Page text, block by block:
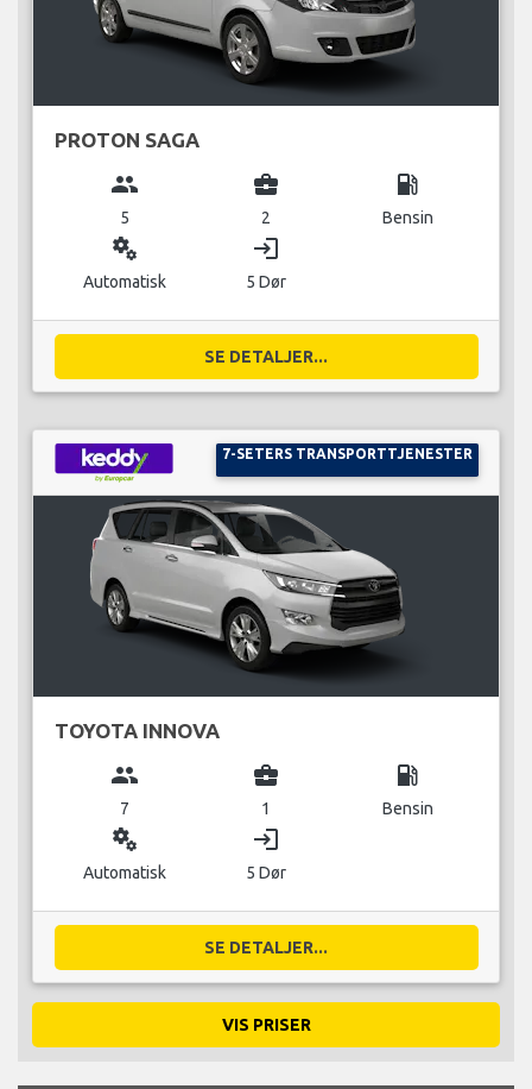
PROTON SAGA
group
5
business_center
2
local_gas_station
Bensin
miscellaneous_services
Automatisk
login
5 Dør
SE DETALJER...
7-SETERS TRANSPORTTJENESTER
TOYOTA INNOVA
group
7
business_center
1
local_gas_station
Bensin
miscellaneous_services
Automatisk
login
5 Dør
SE DETALJER...
VIS PRISER